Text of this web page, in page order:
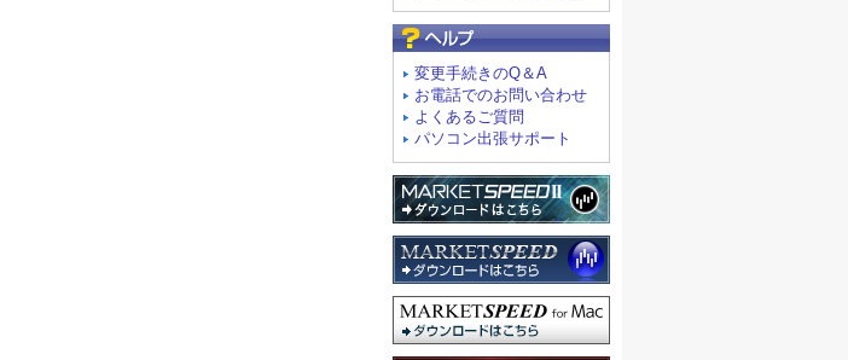
変更手続きのQ＆A
お電話でのお問い合わせ
よくあるご質問
パソコン出張サポート